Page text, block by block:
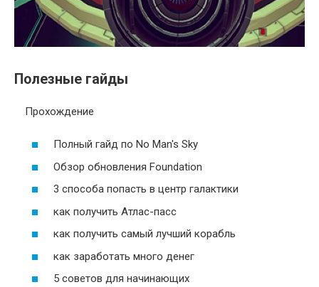
Полезные гайды
Прохождение
Полный гайд по No Man's Sky
Обзор обновления Foundation
3 способа попасть в центр галактики
как получить Атлас-пасс
как получить самый лучший корабль
как заработать много денег
5 советов для начинающих